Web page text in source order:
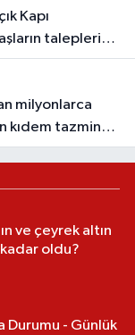
talepleri
kıdem tazminatı
ve çeyrek altın
oldu?
Durumu - Günlük